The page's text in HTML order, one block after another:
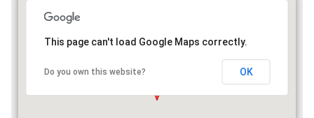
This page can't load Google Maps correctly.
Do you own this website? OK